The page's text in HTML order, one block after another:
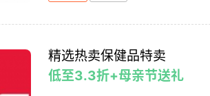
精选热卖保健品特卖
低至3.3折+母亲节送礼